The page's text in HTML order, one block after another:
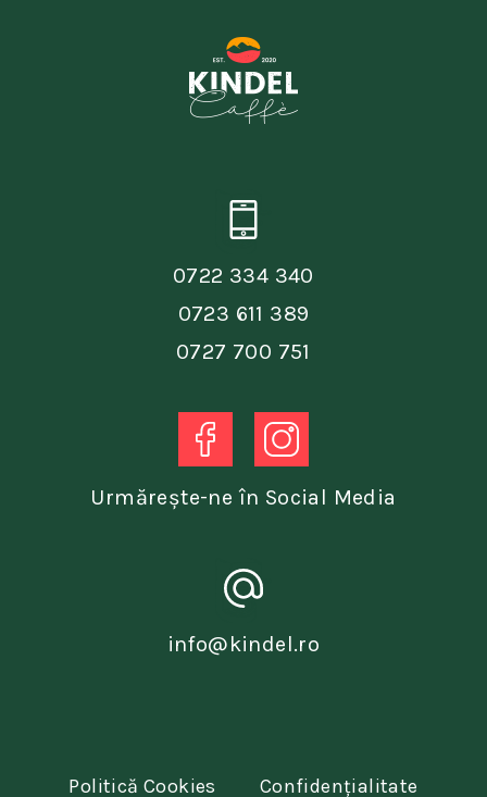
0722 334 340
0723 611 389
0727 700 751
Urmărește-ne în Social Media
info@kindel.ro
Politică Cookies Confidențialitate